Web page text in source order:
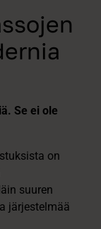
Se ei ole
on
suuren
järjestelmää